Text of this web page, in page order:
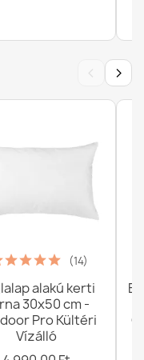
‹ ›
(14)
alakú kerti
30x50 cm -
Pro Kültéri
Vízálló